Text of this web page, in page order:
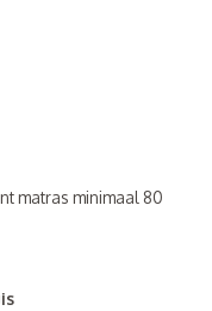
matras minimaal 80